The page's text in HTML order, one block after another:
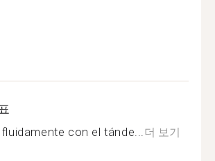
con el tánde...더 보기